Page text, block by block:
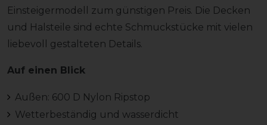
Einsteigermodell zum günstigen Preis. Die Decken
und Halsteile sind echte Schmuckstücke mit vielen
liebevoll gestalteten Details.
Auf einen Blick
Außen: 600 D Nylon Ripstop
Wetterbeständig und wasserdicht